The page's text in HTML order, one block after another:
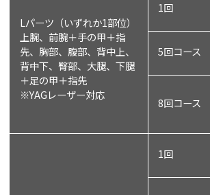
Lパーツ（いずれか1部位）
上腕、前腕＋手の甲＋指
先、胸部、腹部、背中上、
背中下、臀部、大腿、下腿
＋足の甲＋指先
※YAGレーザー対応
1回
5回コース
8回コース
1回